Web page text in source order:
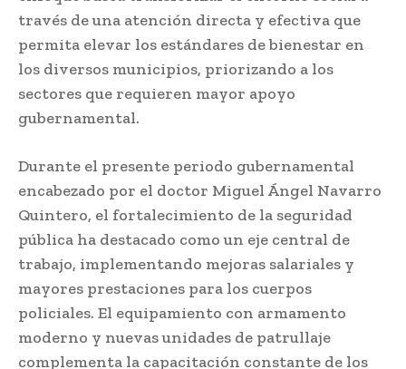
través de una atención directa y efectiva que
permita elevar los estándares de bienestar en
los diversos municipios, priorizando a los
sectores que requieren mayor apoyo
gubernamental.
Durante el presente periodo gubernamental
encabezado por el doctor Miguel Ángel Navarro
Quintero, el fortalecimiento de la seguridad
pública ha destacado como un eje central de
trabajo, implementando mejoras salariales y
mayores prestaciones para los cuerpos
policiales. El equipamiento con armamento
moderno y nuevas unidades de patrullaje
complementa la capacitación constante de los